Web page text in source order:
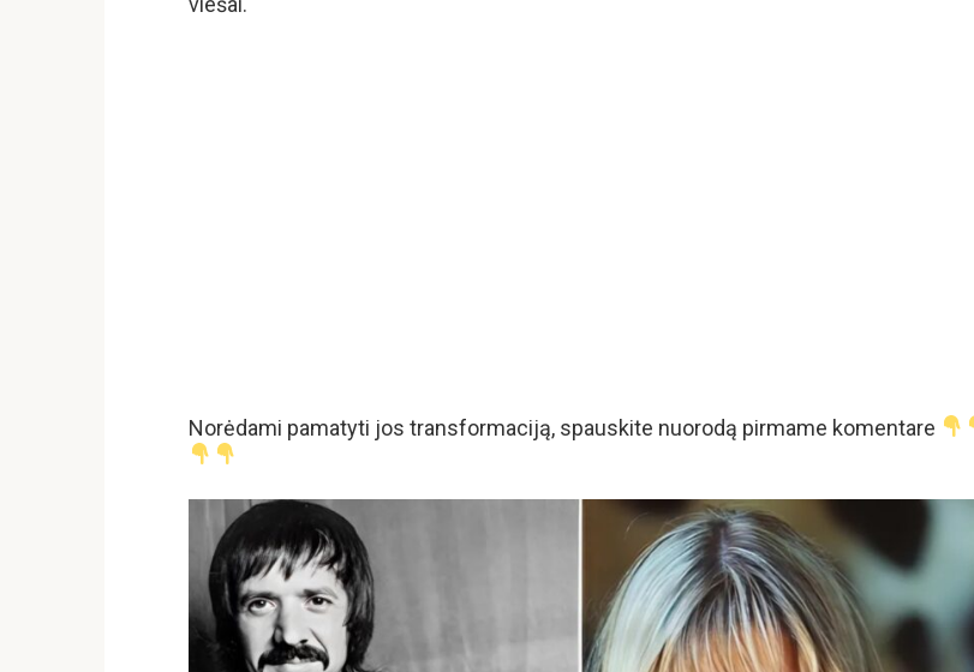
Norėdami pamatyti jos transformaciją, spauskite nuorodą pirmame komentare